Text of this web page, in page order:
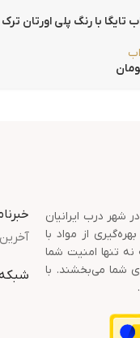
تایگا با رنگ پلی اورتان ترک
شهر درب ایرانیان
از مواد با
نه تنها امنیت شما
شما می‌بخشند. با